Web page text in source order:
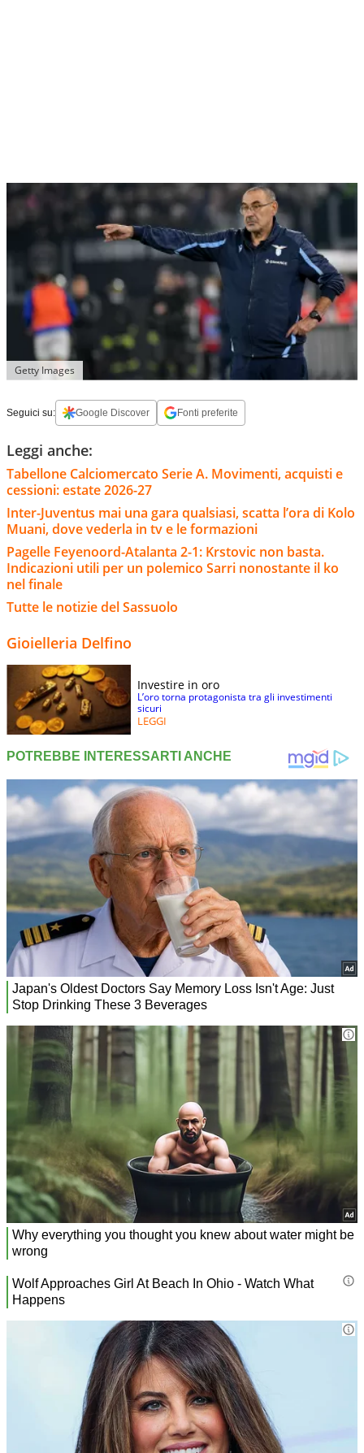
Getty Images
Seguici su: Google Discover Fonti preferite
Leggi anche:
Tabellone Calciomercato Serie A. Movimenti, acquisti e
cessioni: estate 2026-27
Inter-Juventus mai una gara qualsiasi, scatta l’ora di Kolo
Muani, dove vederla in tv e le formazioni
Pagelle Feyenoord-Atalanta 2-1: Krstovic non basta.
Indicazioni utili per un polemico Sarri nonostante il ko
nel finale
Tutte le notizie del Sassuolo
Gioielleria Delfino
Investire in oro
L’oro torna protagonista tra gli investimenti
sicuri
LEGGI